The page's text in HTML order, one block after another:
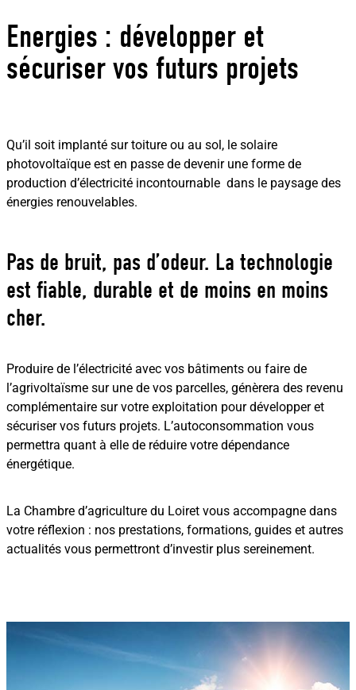
Energies : développer et
sécuriser vos futurs projets
Qu’il soit implanté sur toiture ou au sol, le solaire
photovoltaïque est en passe de devenir une forme de
production d’électricité incontournable dans le paysage des
énergies renouvelables.
Pas de bruit, pas d’odeur. La technologie
est fiable, durable et de moins en moins
cher.
Produire de l’électricité avec vos bâtiments ou faire de
l’agrivoltaïsme sur une de vos parcelles, génèrera des revenu
complémentaire sur votre exploitation pour développer et
sécuriser vos futurs projets. L’autoconsommation vous
permettra quant à elle de réduire votre dépendance
énergétique.
La Chambre d’agriculture du Loiret vous accompagne dans
votre réflexion : nos prestations, formations, guides et autres
actualités vous permettront d’investir plus sereinement.